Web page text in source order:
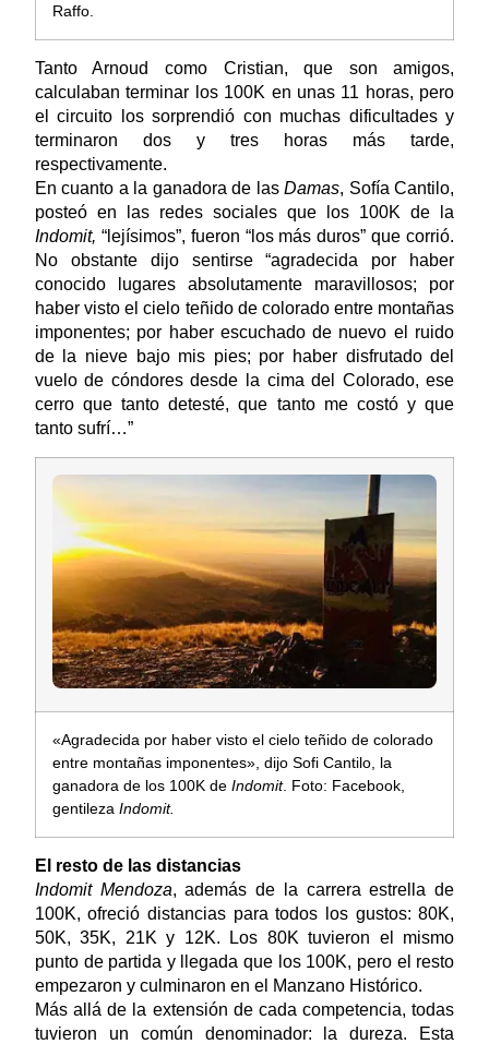
Raffo.
Tanto Arnoud como Cristian, que son amigos,
calculaban terminar los 100K en unas 11 horas, pero
el circuito los sorprendió con muchas dificultades y
terminaron dos y tres horas más tarde,
respectivamente.
En cuanto a la ganadora de lasDamas, Sofía Cantilo,
posteó en las redes sociales que los 100K de la
Indomit, “lejísimos”, fueron “los más duros” que corrió.
No obstante dijo sentirse “agradecida por haber
conocido lugares absolutamente maravillosos; por
haber visto el cielo teñido de colorado entre montañas
imponentes; por haber escuchado de nuevo el ruido
de la nieve bajo mis pies; por haber disfrutado del
vuelo de cóndores desde la cima del Colorado, ese
cerro que tanto detesté, que tanto me costó y que
tanto sufrí…”
«Agradecida por haber visto el cielo teñido de colorado
entre montañas imponentes», dijo Sofi Cantilo, la
ganadora de los 100K de Indomit. Foto: Facebook,
gentileza Indomit.
El resto de las distancias
Indomit Mendoza, además de la carrera estrella de
100K, ofreció distancias para todos los gustos: 80K,
50K, 35K, 21K y 12K. Los 80K tuvieron el mismo
punto de partida y llegada que los 100K, pero el resto
empezaron y culminaron en el Manzano Histórico.
Más allá de la extensión de cada competencia, todas
tuvieron un común denominador: la dureza. Esta